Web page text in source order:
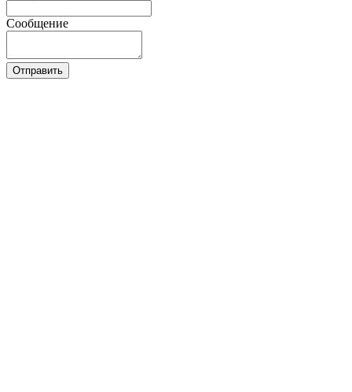
Сообщение
Отправить